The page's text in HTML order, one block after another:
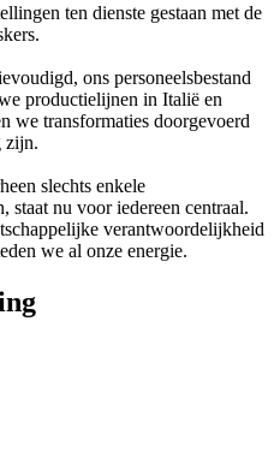
ten dienste gestaan met de
ons personeelsbestand
productielijnen in Italië en
we transformaties doorgevoerd
zijn.
slechts enkele
staat nu voor iedereen centraal.
verantwoordelijkheid
we al onze energie.